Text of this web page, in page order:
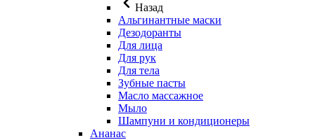
Назад
Альгинантные маски
Дезодоранты
Для лица
Для рук
Для тела
Зубные пасты
Масло массажное
Мыло
Шампуни и кондиционеры
Ананас